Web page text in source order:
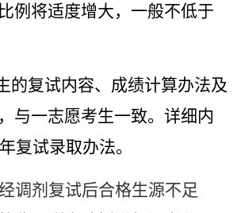
例将适度增大，一般不低于
的复试内容、成绩计算办法及
与一志愿考生一致。详细内
年复试录取办法。
调剂复试后合格生源不足